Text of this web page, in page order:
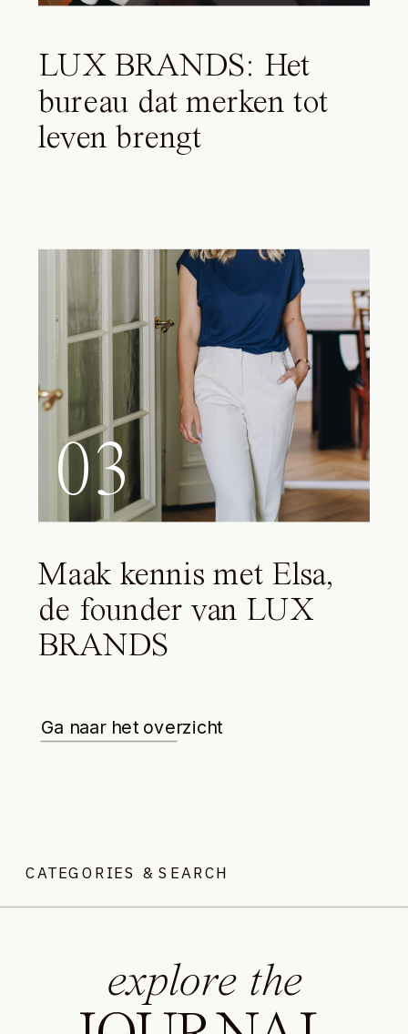
LUX BRANDS: Het
bureau dat merken tot
leven brengt
03
Maak kennis met Elsa,
de founder van LUX
BRANDS
Ga naar het overzicht
CATEGORIES & SEARCH
explore the